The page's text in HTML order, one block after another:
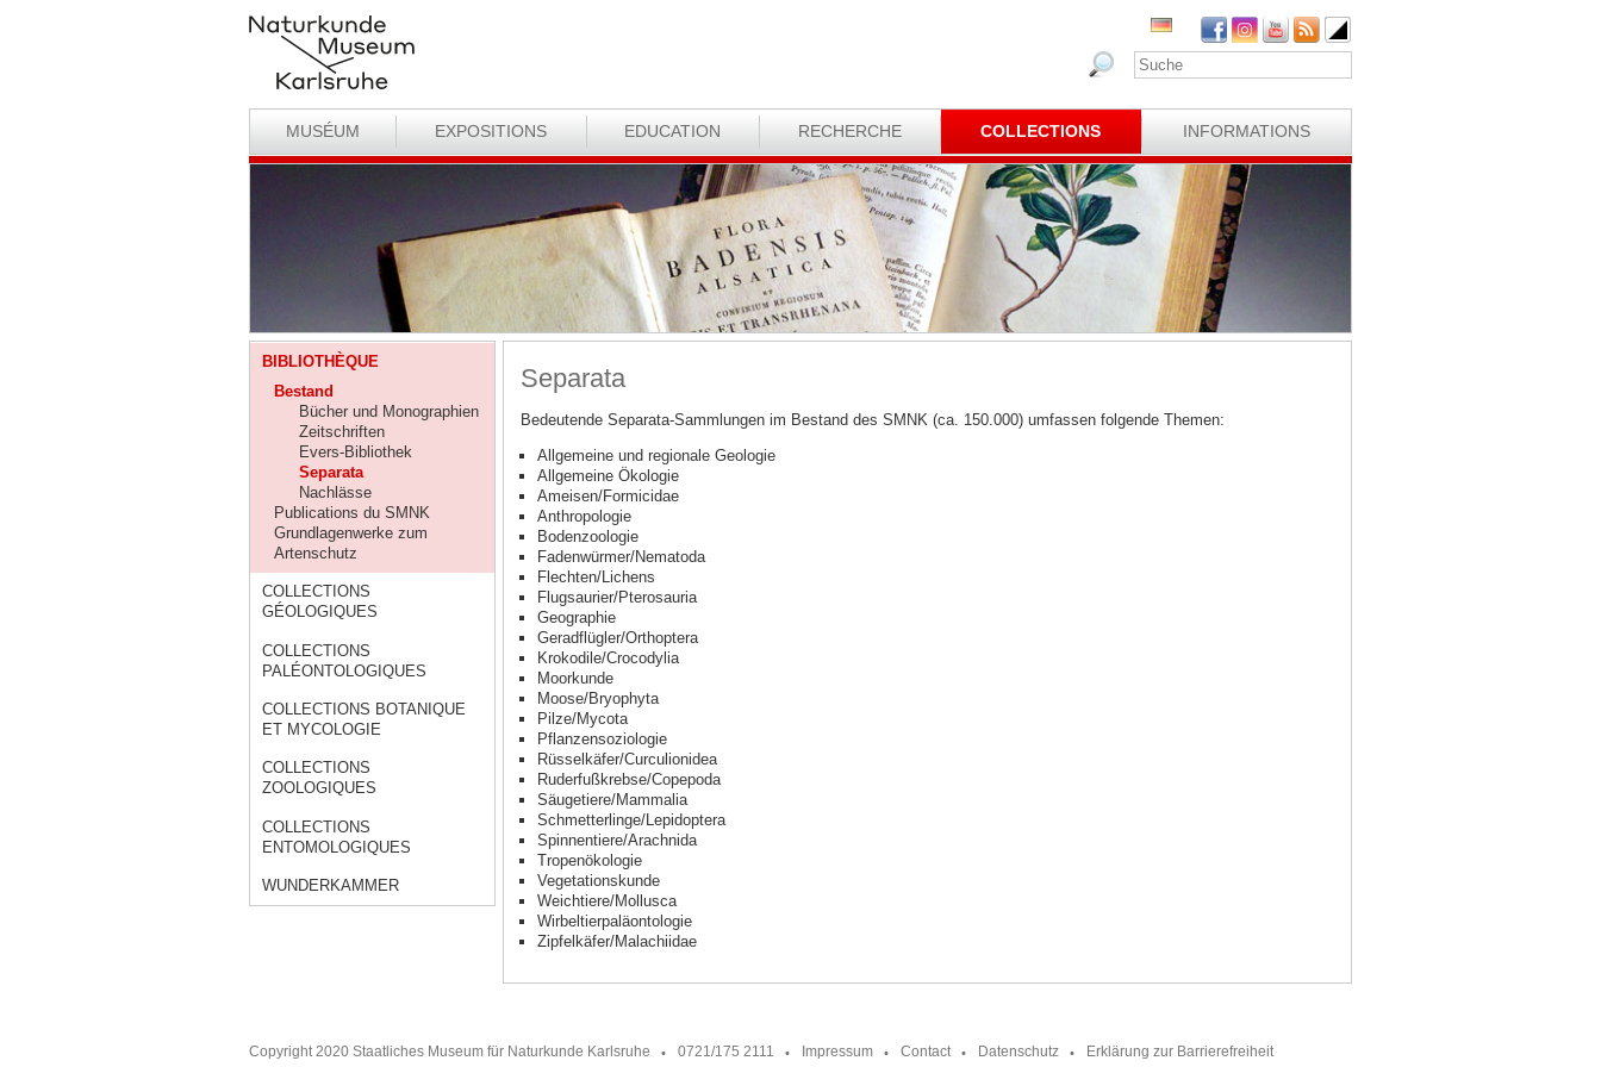
MUSÉUM EXPOSITIONS EDUCATION RECHERCHE COLLECTIONS INFORMATIONS
BIBLIOTHÈQUE
Bestand
Bücher und Monographien
Zeitschriften
Evers-Bibliothek
Separata
Nachlässe
Publications du SMNK
Grundlagenwerke zum
Artenschutz
COLLECTIONS
GÉOLOGIQUES
COLLECTIONS
PALÉONTOLOGIQUES
COLLECTIONS BOTANIQUE
ET MYCOLOGIE
COLLECTIONS
ZOOLOGIQUES
COLLECTIONS
ENTOMOLOGIQUES
WUNDERKAMMER
Separata
Bedeutende Separata-Sammlungen im Bestand des SMNK (ca. 150.000) umfassen folgende Themen:
Allgemeine und regionale Geologie
Allgemeine Ökologie
Ameisen/Formicidae
Anthropologie
Bodenzoologie
Fadenwürmer/Nematoda
Flechten/Lichens
Flugsaurier/Pterosauria
Geographie
Geradflügler/Orthoptera
Krokodile/Crocodylia
Moorkunde
Moose/Bryophyta
Pilze/Mycota
Pflanzensoziologie
Rüsselkäfer/Curculionidea
Ruderfußkrebse/Copepoda
Säugetiere/Mammalia
Schmetterlinge/Lepidoptera
Spinnentiere/Arachnida
Tropenökologie
Vegetationskunde
Weichtiere/Mollusca
Wirbeltierpaläontologie
Zipfelkäfer/Malachiidae
Copyright 2020 Staatliches Museum für Naturkunde Karlsruhe 0721/175 2111 Impressum Contact Datenschutz Erklärung zur Barrierefreiheit